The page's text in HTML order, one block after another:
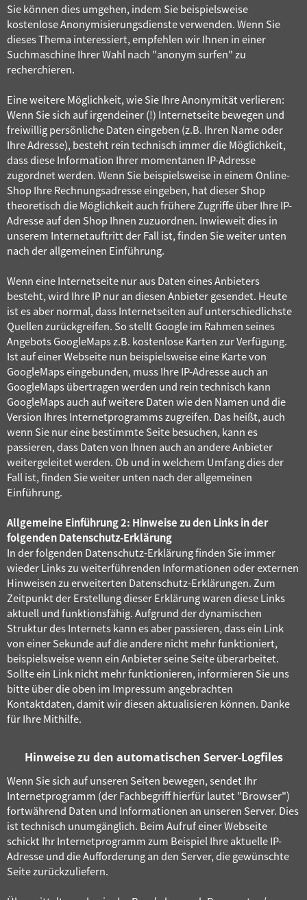
Sie können dies umgehen, indem Sie beispielsweise
kostenlose Anonymisierungsdienste verwenden. Wenn Sie
dieses Thema interessiert, empfehlen wir Ihnen in einer
Suchmaschine Ihrer Wahl nach "anonym surfen" zu
recherchieren.
Eine weitere Möglichkeit, wie Sie Ihre Anonymität verlieren:
Wenn Sie sich auf irgendeiner (!) Internetseite bewegen und
freiwillig persönliche Daten eingeben (z.B. Ihren Name oder
Ihre Adresse), besteht rein technisch immer die Möglichkeit,
dass diese Information Ihrer momentanen IP-Adresse
zugordnet werden. Wenn Sie beispielsweise in einem Online-
Shop Ihre Rechnungsadresse eingeben, hat dieser Shop
theoretisch die Möglichkeit auch frühere Zugriffe über Ihre IP-
Adresse auf den Shop Ihnen zuzuordnen. Inwieweit dies in
unserem Internetauftritt der Fall ist, finden Sie weiter unten
nach der allgemeinen Einführung.
Wenn eine Internetseite nur aus Daten eines Anbieters
besteht, wird Ihre IP nur an diesen Anbieter gesendet. Heute
ist es aber normal, dass Internetseiten auf unterschiedlichste
Quellen zurückgreifen. So stellt Google im Rahmen seines
Angebots GoogleMaps z.B. kostenlose Karten zur Verfügung.
Ist auf einer Webseite nun beispielsweise eine Karte von
GoogleMaps eingebunden, muss Ihre IP-Adresse auch an
GoogleMaps übertragen werden und rein technisch kann
GoogleMaps auch auf weitere Daten wie den Namen und die
Version Ihres Internetprogramms zugreifen. Das heißt, auch
wenn Sie nur eine bestimmte Seite besuchen, kann es
passieren, dass Daten von Ihnen auch an andere Anbieter
weitergeleitet werden. Ob und in welchem Umfang dies der
Fall ist, finden Sie weiter unten nach der allgemeinen
Einführung.
Allgemeine Einführung 2: Hinweise zu den Links in der
folgenden Datenschutz-Erklärung
In der folgenden Datenschutz-Erklärung finden Sie immer
wieder Links zu weiterführenden Informationen oder externen
Hinweisen zu erweiterten Datenschutz-Erklärungen. Zum
Zeitpunkt der Erstellung dieser Erklärung waren diese Links
aktuell und funktionsfähig. Aufgrund der dynamischen
Struktur des Internets kann es aber passieren, dass ein Link
von einer Sekunde auf die andere nicht mehr funktioniert,
beispielsweise wenn ein Anbieter seine Seite überarbeitet.
Sollte ein Link nicht mehr funktionieren, informieren Sie uns
bitte über die oben im Impressum angebrachten
Kontaktdaten, damit wir diesen aktualisieren können. Danke
für Ihre Mithilfe.
Hinweise zu den automatischen Server-Logfiles
Wenn Sie sich auf unseren Seiten bewegen, sendet Ihr
Internetprogramm (der Fachbegriff hierfür lautet "Browser")
fortwährend Daten und Informationen an unseren Server. Dies
ist technisch unumgänglich. Beim Aufruf einer Webseite
schickt Ihr Internetprogramm zum Beispiel Ihre aktuelle IP-
Adresse und die Aufforderung an den Server, die gewünschte
Seite zurückzuliefern.